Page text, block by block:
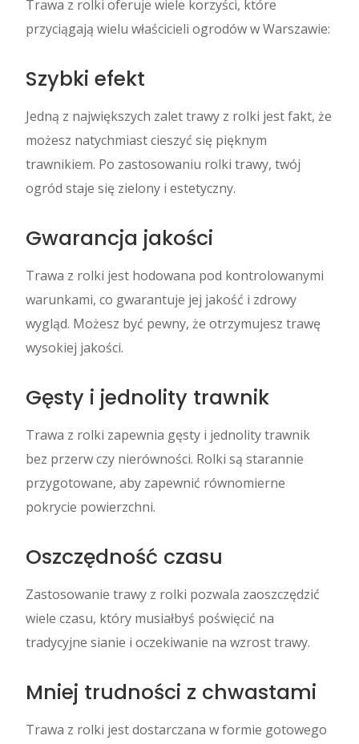
Trawa z rolki oferuje wiele korzyści, które
przyciągają wielu właścicieli ogrodów w Warszawie:
Szybki efekt
Jedną z największych zalet trawy z rolki jest fakt, że
możesz natychmiast cieszyć się pięknym
trawnikiem. Po zastosowaniu rolki trawy, twój
ogród staje się zielony i estetyczny.
Gwarancja jakości
Trawa z rolki jest hodowana pod kontrolowanymi
warunkami, co gwarantuje jej jakość i zdrowy
wygląd. Możesz być pewny, że otrzymujesz trawę
wysokiej jakości.
Gęsty i jednolity trawnik
Trawa z rolki zapewnia gęsty i jednolity trawnik
bez przerw czy nierówności. Rolki są starannie
przygotowane, aby zapewnić równomierne
pokrycie powierzchni.
Oszczędność czasu
Zastosowanie trawy z rolki pozwala zaoszczędzić
wiele czasu, który musiałbyś poświęcić na
tradycyjne sianie i oczekiwanie na wzrost trawy.
Mniej trudności z chwastami
Trawa z rolki jest dostarczana w formie gotowego